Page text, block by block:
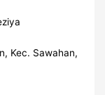
Kec. Sawahan,